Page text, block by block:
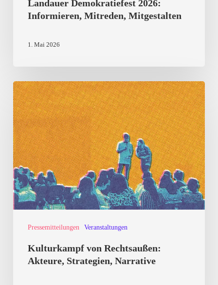
Landauer Demokratiefest 2026:
Informieren, Mitreden, Mitgestalten
1. Mai 2026
Pressemitteilungen Veranstaltungen
Kulturkampf
von
Rechtsaußen:
Akteure,
Strategien,
Narrative
Kulturkampf von Rechtsaußen:
Akteure, Strategien, Narrative